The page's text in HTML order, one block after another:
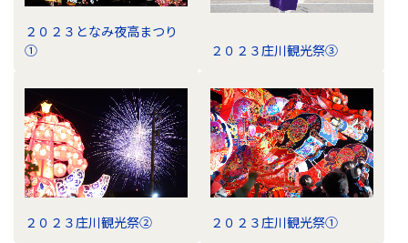
２０２３となみ夜高まつり
①
２０２３庄川観光祭③
２０２３庄川観光祭② ２０２３庄川観光祭①